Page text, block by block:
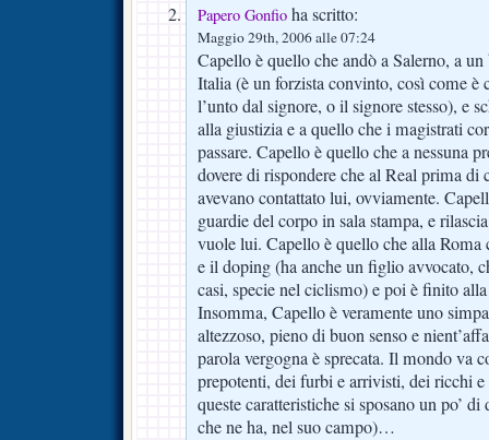
Papero Gonfio ha scritto:
Maggio 29th, 2006 alle 07:24
Capello è quello che andò a Salerno, a
Italia (è un forzista convinto, così come è
l’unto dal signore, o il signore stesso), e
alla giustizia e a quello che i magistrati
passare. Capello è quello che a nessuna
dovere di rispondere che al Real prima di
avevano contattato lui, ovviamente.
guardie del corpo in sala stampa, e
vuole lui. Capello è quello che alla Roma
e il doping (ha anche un figlio avvocato,
casi, specie nel ciclismo) e poi è finito
Insomma, Capello è veramente uno
altezzoso, pieno di buon senso e
parola vergogna è sprecata. Il mondo va
prepotenti, dei furbi e arrivisti, dei ricchi
queste caratteristiche si sposano un po’
che ne ha, nel suo campo)…